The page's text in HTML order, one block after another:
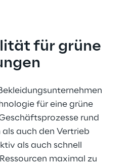
für grüne
für eine grüne
rund
auch den Vertrieb
als auch schnell
maximal zu